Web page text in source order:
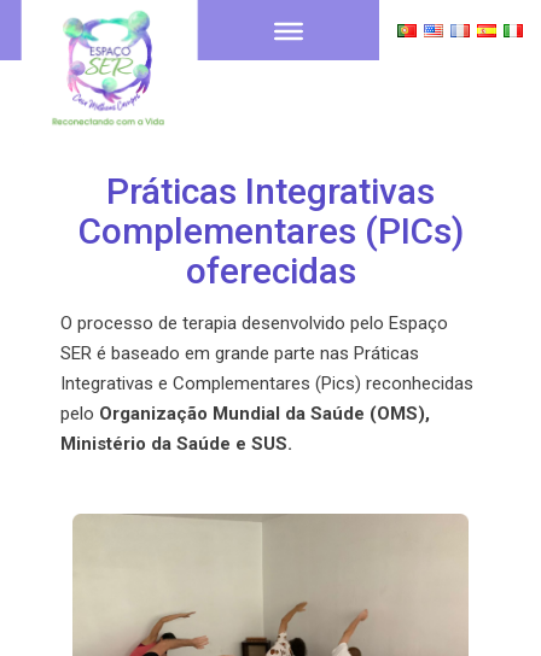
Práticas Integrativas
Complementares (PICs)
oferecidas
O processo de terapia desenvolvido pelo Espaço
SER é baseado em grande parte nas Práticas
Integrativas e Complementares (Pics) reconhecidas
pelo Organização Mundial da Saúde (OMS),
Ministério da Saúde e SUS.